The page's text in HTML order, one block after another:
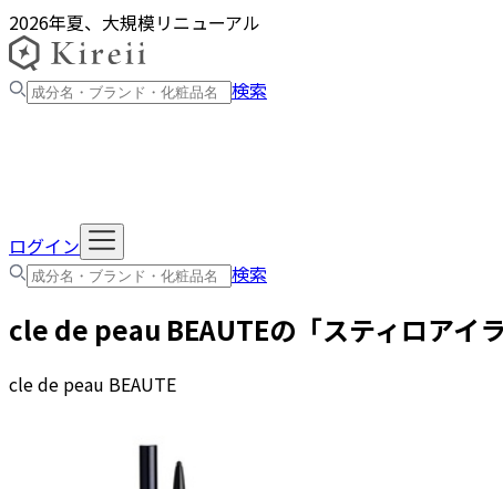
2026年夏、大規模リニューアル
検索
ログイン
検索
cle de peau BEAUTEの「スティロアイ
cle de peau BEAUTE